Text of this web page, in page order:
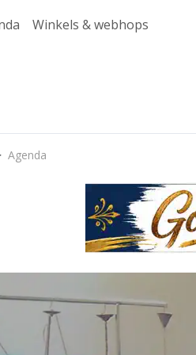
Winkels & webhops
Agenda